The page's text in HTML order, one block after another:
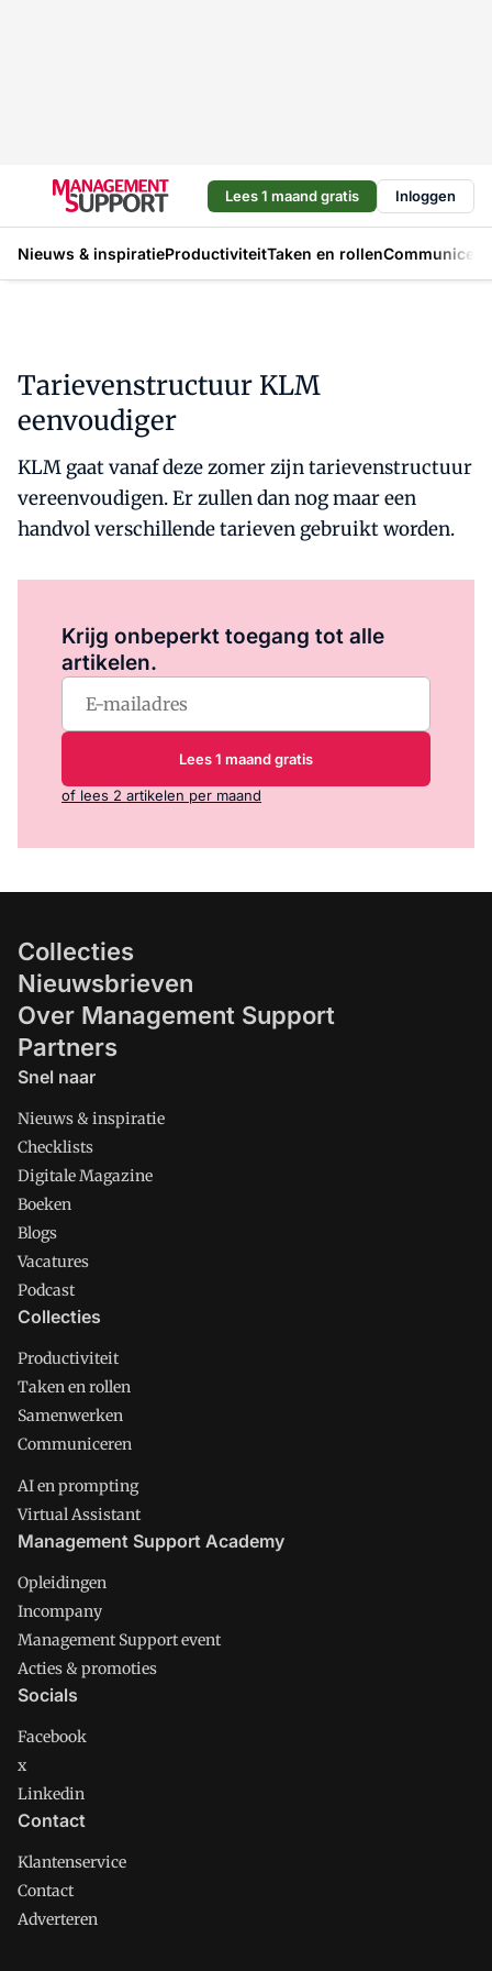
Lees 1 maand gratis Inloggen
Nieuws & inspiratieProductiviteitTaken en rollen
Tarievenstructuur KLM
eenvoudiger
KLM gaat vanaf deze zomer zijn tarievenstructuur
vereenvoudigen. Er zullen dan nog maar een
handvol verschillende tarieven gebruikt worden.
Krijg onbeperkt toegang tot alle
artikelen.
Lees 1 maand gratis
of lees 2 artikelen per maand
Collecties
Nieuwsbrieven
Over Management Support
Partners
Snel naar
Nieuws & inspiratie
Checklists
Digitale Magazine
Boeken
Blogs
Vacatures
Podcast
Collecties
Productiviteit
Taken en rollen
Samenwerken
Communiceren
AI en prompting
Virtual Assistant
Management Support Academy
Opleidingen
Incompany
Management Support event
Acties & promoties
Socials
Facebook
x
Linkedin
Contact
Klantenservice
Contact
Adverteren